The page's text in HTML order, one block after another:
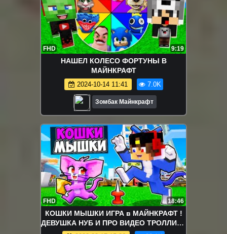
FHD 9:19
НАШЕЛ КОЛЕСО ФОРТУНЫ В
МАЙНКРАФТ
2024-10-14 11:41 7.0K
Зомбак Майнкрафт
FHD 18:46
КОШКИ МЫШКИ ИГРА в МАЙНКРАФТ !
ДЕВУШКА НУБ И ПРО ВИДЕО ТРОЛЛИНГ